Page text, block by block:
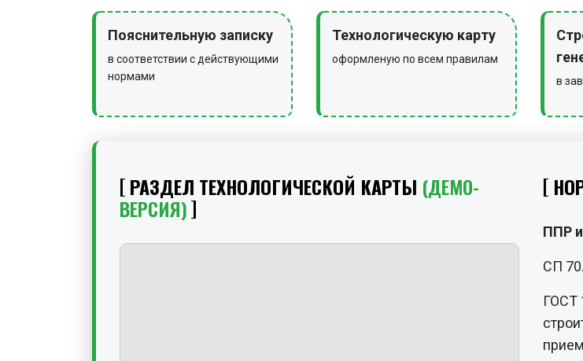
Пояснительную записку
в соответствии с действующими
нормами
Технологическую карту
оформленую по всем правилам
в
РАЗДЕЛ ТЕХНОЛОГИЧЕСКОЙ КАРТЫ (ДЕМО-
ВЕРСИЯ)
ППР
СП
ГОСТ